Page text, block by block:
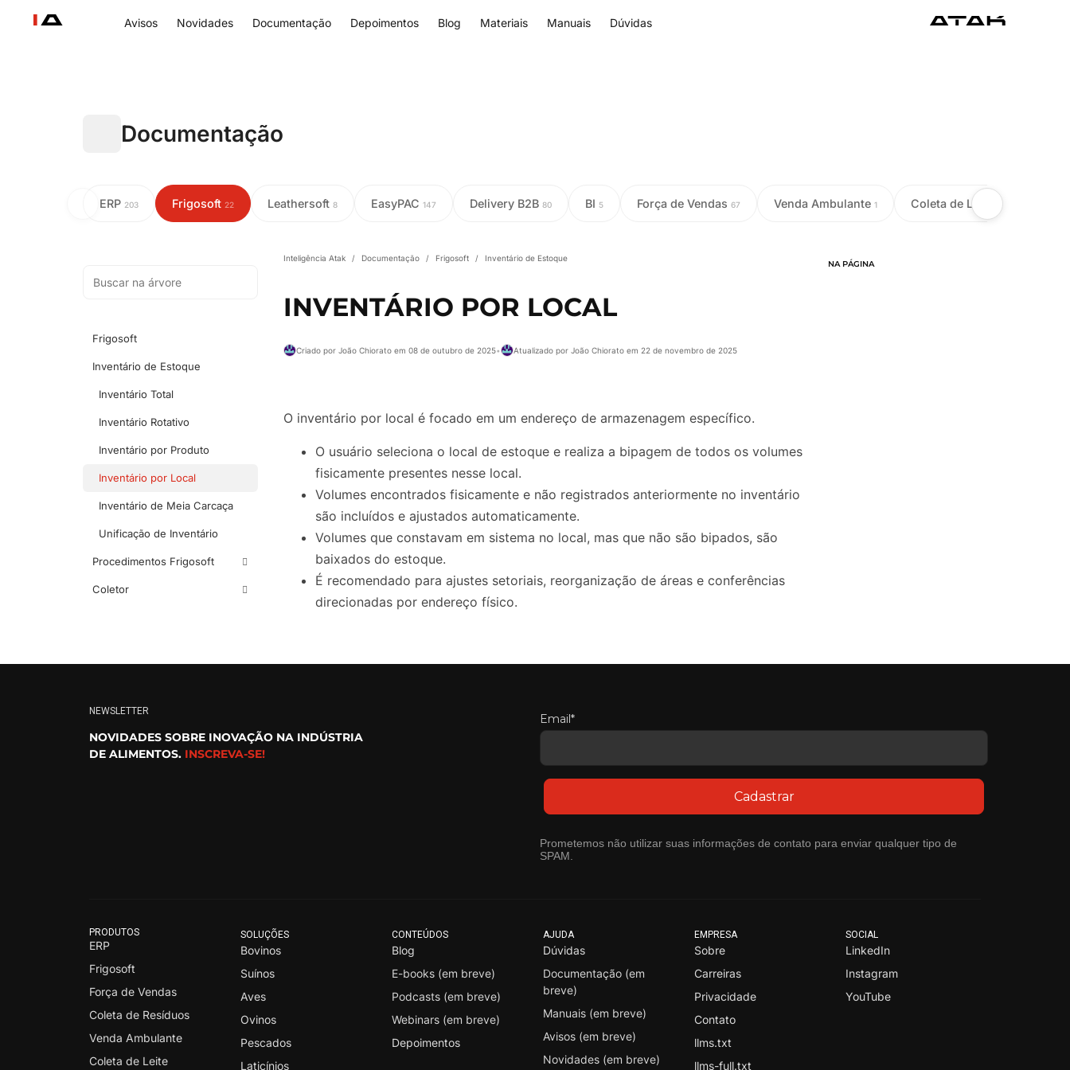
Avisos Novidades Documentação Depoimentos Blog Materiais Manuais Dúvidas
Documentação
ERP 203 Frigosoft 22 Leathersoft 8 EasyPAC 147 Delivery B2B 80 BI 5 Força de Vendas 67 Venda Ambulante 1 Coleta de Leite
Frigosoft
Inventário de Estoque
Inventário Total
Inventário Rotativo
Inventário por Produto
Inventário por Local
Inventário de Meia Carcaça
Unificação de Inventário
Procedimentos Frigosoft
Coletor
Inteligência Atak / Documentação / Frigosoft / Inventário de Estoque
INVENTÁRIO POR LOCAL
Criado por João Chiorato em 08 de outubro de 2025• Atualizado por João Chiorato em 22 de novembro de 2025
O inventário por local é focado em um endereço de armazenagem específico.
O usuário seleciona o local de estoque e realiza a bipagem de todos os volumes
fisicamente presentes nesse local.
Volumes encontrados fisicamente e não registrados anteriormente no inventário
são incluídos e ajustados automaticamente.
Volumes que constavam em sistema no local, mas que não são bipados, são
baixados do estoque.
É recomendado para ajustes setoriais, reorganização de áreas e conferências
direcionadas por endereço físico.
NA PÁGINA
NEWSLETTER
NOVIDADES SOBRE INOVAÇÃO NA INDÚSTRIA
DE ALIMENTOS. INSCREVA-SE!
Email*
Cadastrar
Prometemos não utilizar suas informações de contato para enviar qualquer tipo de
SPAM.
PRODUTOS
ERP
Frigosoft
Força de Vendas
Coleta de Resíduos
Venda Ambulante
Coleta de Leite
SOLUÇÕES
Bovinos
Suínos
Aves
Ovinos
Pescados
Laticínios
CONTEÚDOS
Blog
E-books (em breve)
Podcasts (em breve)
Webinars (em breve)
Depoimentos
AJUDA
Dúvidas
Documentação (em
breve)
Manuais (em breve)
Avisos (em breve)
Novidades (em breve)
EMPRESA
Sobre
Carreiras
Privacidade
Contato
llms.txt
llms-full.txt
SOCIAL
LinkedIn
Instagram
YouTube